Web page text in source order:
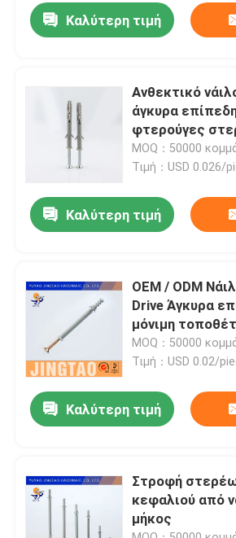
Προϊόντα
Βίντεο
Σχετικά με εμάς
Ποιοτικός έλεγχος
επαφή
Ζητήστε ένα απόσπασμα
Άγκυρα τοίχου από νάιλον
Πύλη άγκυρας από νάιλον
Καλύτερη τιμή
Ανθεκτικό
άγκυρα
φτερούγες
MOQ：50000
Τιμή：USD 0.026/
Καλύτερη τιμή
OEM / ODM
Drive Άγκυρα
μόνιμη
MOQ：50000
Τιμή：USD 0.02/
Καλύτερη τιμή
Στροφή
κεφαλιού από
μήκος